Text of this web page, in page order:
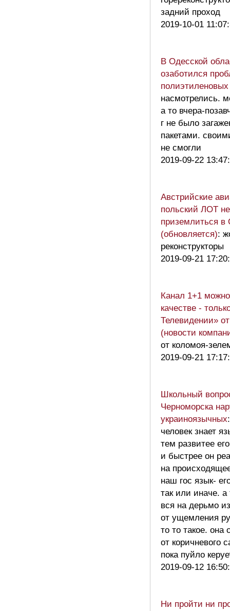
задний проход
2019-10-01
В Одесской
озаботился
полиэтиленовых
насмотрелись.
а то вчера-
г не было
пакетами.
не смогли
2019-09-22
Австрийские
польский ЛОТ
приземлиться в
(обновляется):
реконструкторы
2019-09-21
Канал 1+1
качестве -
Телевидении»
(новости
от коломоя-
2019-09-21
Школьный
Черноморска
украиноязычных
человек знает
тем развитее
и быстрее он
на
наш гос язык-
так или иначе.
вся на дерьмо
от ущемления
то то такое. она
от коричневого
пока пуйло
2019-09-12
Ни пройти ни